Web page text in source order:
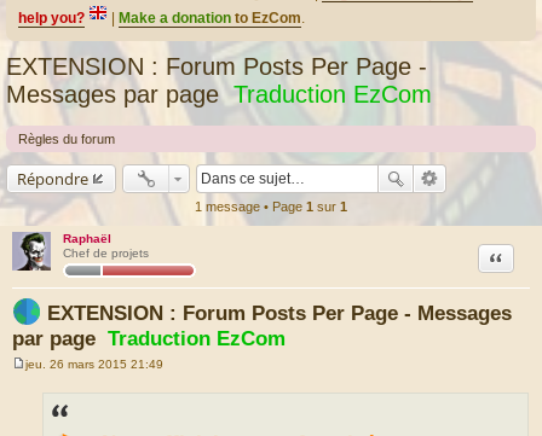
help you?
Make a donation to EzCom.
EXTENSION : Forum Posts Per Page -
Messages par page Traduction EzCom
Règles du forum
Répondre
1 message • Page 1 sur 1
Raphaël
Chef de projets
EXTENSION : Forum Posts Per Page - Messages
par page Traduction EzCom
Citation
M
jeu. 26 mars 2015 21:49